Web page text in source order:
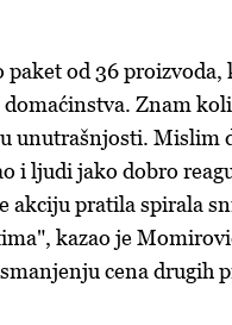
od 36 proizvoda,
Znam
unutrašnjosti. Mislim
i ljudi jako dobro
akciju pratila spirala
kazao je
cena drugih